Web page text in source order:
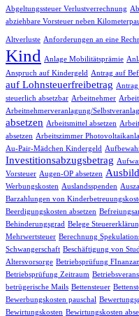
Abgeltungssteuer Verlustverrechnung
abziehbare Vorsteuer neben
Altverluste Anforderungen an eine
Kind
Anlage Mobilitätsprämie
Anspruch auf Kindergeld
Antrag auf
auf Lohnsteuerfreibetrag
steuerlich absetzbar Arbeitnehmer
Arbeitnehmerveranlagung/
absetzen Arbeitsmittel absetzen
absetzen Arbeitszimmer
Au-Pair-Mädchen Kindergeld
Investitionsabzugsbetrag
Vorsteuer Augen-OP absetzen
Werbungskosten Auslandsspenden
Barzahlungen von
Beerdigungskosten absetzen
Behinderungsgrad Belege
Mehrwertsteuer Berechnung
Schwangerschaft Beschäftigung von
Altersvorsorge Betriebsprüfung
Betriebsprüfung Zeitraum
betrügerische Mails Bettensteuer
Bewerbungskosten pauschal
Bewirtungskosten Bewirtungskosten